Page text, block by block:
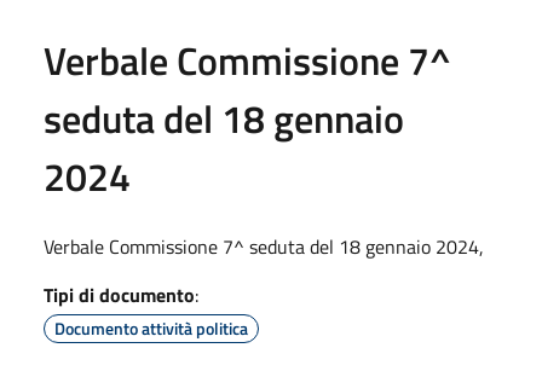
Verbale Commissione 7^
seduta del 18 gennaio
2024
Verbale Commissione 7^ seduta del 18 gennaio 2024,
Tipi di documento:
Documento attività politica